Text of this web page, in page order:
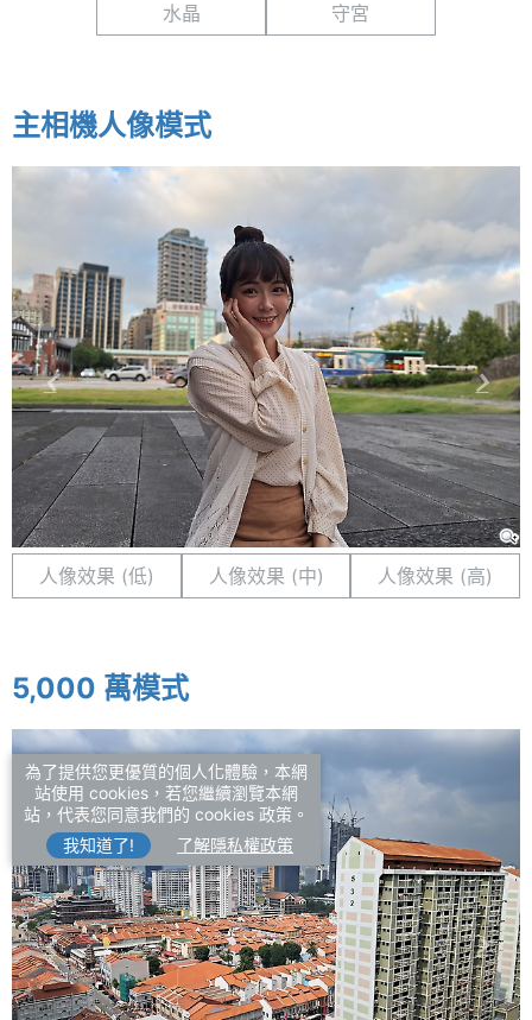
水晶 守宮
主相機人像模式
人像效果 (低) 人像效果 (中) 人像效果 (高)
5,000 萬模式
為了提供您更優質的個人化體驗，本網
站使用 cookies，若您繼續瀏覽本網
站，代表您同意我們的 cookies 政策。
我知道了!
了解隱私權政策